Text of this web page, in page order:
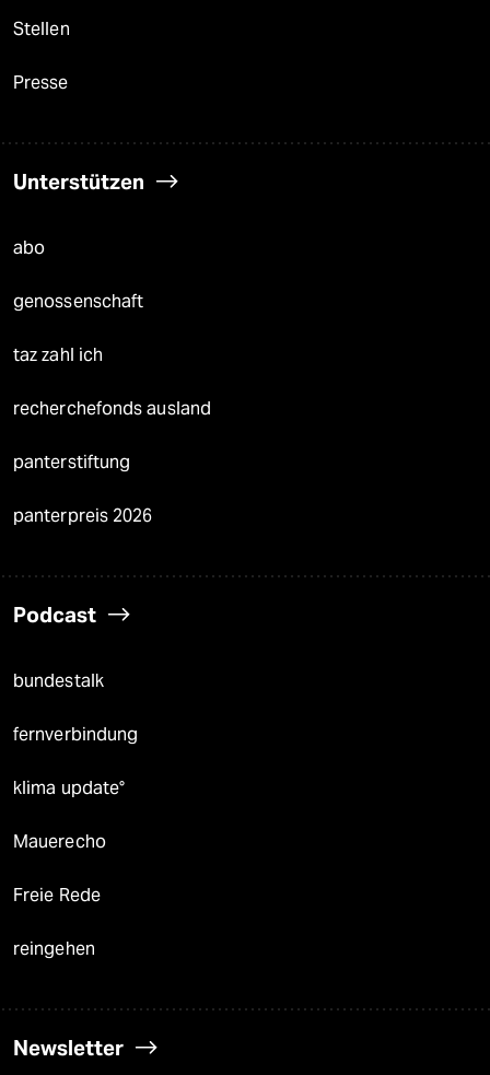
Stellen
Presse
Unterstützen
abo
genossenschaft
taz zahl ich
recherchefonds ausland
panterstiftung
panterpreis 2026
Podcast
bundestalk
fernverbindung
klima update°
Mauerecho
Freie Rede
reingehen
Newsletter